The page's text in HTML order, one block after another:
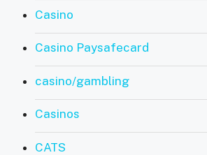
Casino
Casino Paysafecard
casino/gambling
Casinos
CATS